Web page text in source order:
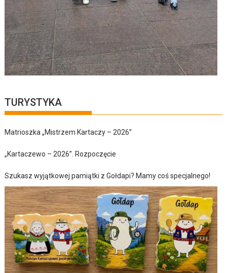
TURYSTYKA
Matrioszka „Mistrzem Kartaczy – 2026”
„Kartaczewo – 2026”. Rozpoczęcie
Szukasz wyjątkowej pamiątki z Gołdapi? Mamy coś specjalnego!